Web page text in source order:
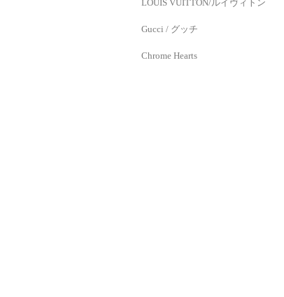
LOUIS VUITTON/ルイヴィトン
Gucci / グッチ
Chrome Hearts